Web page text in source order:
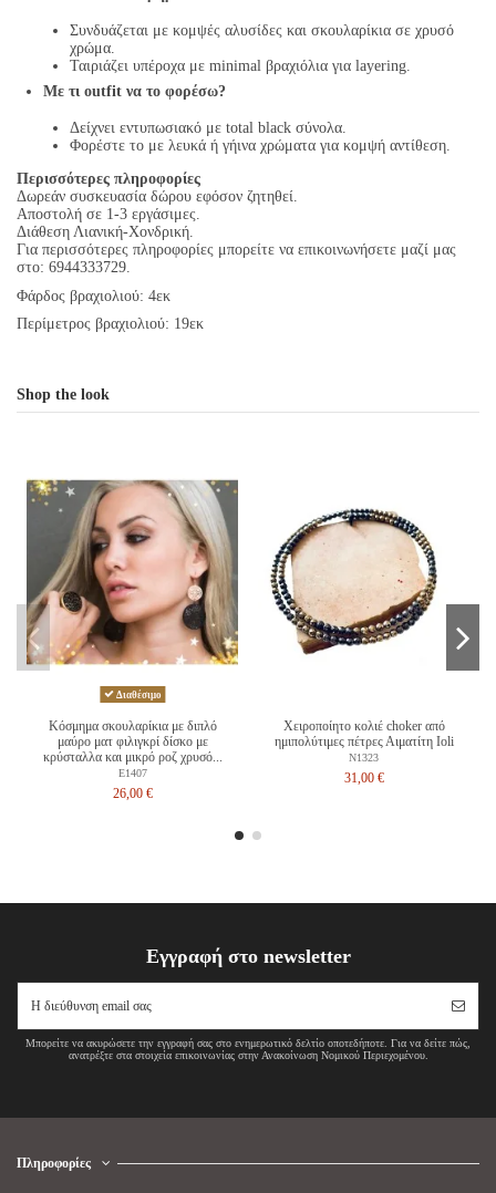
Συνδυάζεται με κομψές αλυσίδες και σκουλαρίκια σε χρυσό
χρώμα.
Ταιριάζει υπέροχα με minimal βραχιόλια για layering.
Με τι outfit να το φορέσω?
Δείχνει εντυπωσιακό με total black σύνολα.
Φορέστε το με λευκά ή γήινα χρώματα για κομψή αντίθεση.
Περισσότερες πληροφορίες
Δωρεάν συσκευασία δώρου εφόσον ζητηθεί.
Αποστολή σε 1-3 εργάσιμες.
Διάθεση Λιανική-Χονδρική.
Για περισσότερες πληροφορίες μπορείτε να επικοινωνήσετε μαζί μας
στο: 6944333729.
Φάρδος βραχιολιού: 4εκ
Περίμετρος βραχιολιού: 19εκ
Shop the look
Διαθέσιμο
Κόσμημα σκουλαρίκια με διπλό
μαύρο ματ φιλιγκρί δίσκο με
κρύσταλλα και μικρό ροζ χρυσό...
E1407
26,00 €
Χειροποίητο κολιέ choker από
ημιπολύτιμες πέτρες Αιματίτη Ioli
N1323
31,00 €
Εγγραφή στο newsletter
Μπορείτε να ακυρώσετε την εγγραφή σας στο ενημερωτικό δελτίο οποτεδήποτε. Για να δείτε πώς,
ανατρέξτε στα στοιχεία επικοινωνίας στην Ανακοίνωση Νομικού Περιεχομένου.
Πληροφορίες